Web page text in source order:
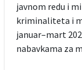
javnom redu i
kriminaliteta i
januar–mart
nabavkama za